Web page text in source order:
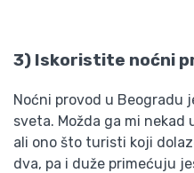
3) Iskoristite noćni
Noćni provod u Beogradu
sveta. Možda ga mi
ali ono što turisti koji
dva, pa i duže primećuju